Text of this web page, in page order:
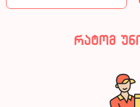
რატომ